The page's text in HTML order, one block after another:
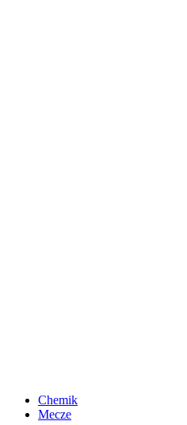
Chemik
Mecze